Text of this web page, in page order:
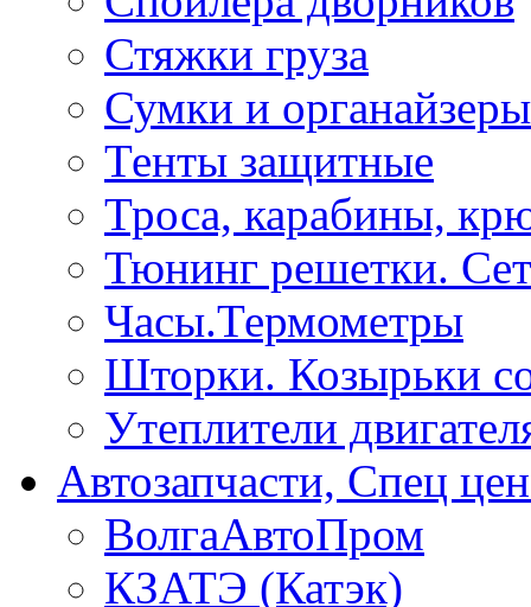
Стяжки груза
Сумки и органайзеры
Тенты защитные
Троса, карабины,
Тюнинг решетки.
Часы.Термометры
Шторки. Козырьки
Утеплители
Автозапчасти, Спец
ВолгаАвтоПром
КЗАТЭ (Катэк)